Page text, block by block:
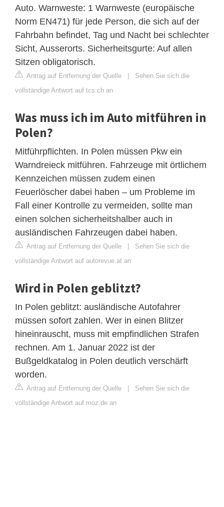
Auto. Warnweste: 1 Warnweste (europäische
Norm EN471) für jede Person, die sich auf der
Fahrbahn befindet, Tag und Nacht bei schlechter
Sicht, Ausserorts. Sicherheitsgurte: Auf allen
Sitzen obligatorisch.
Antrag auf Entfernung der Quelle | Sehen Sie sich die
vollständige Antwort auf tcs.ch an
Was muss ich im Auto mitführen in
Polen?
Mitführpflichten. In Polen müssen Pkw ein
Warndreieck mitführen. Fahrzeuge mit örtlichem
Kennzeichen müssen zudem einen
Feuerlöscher dabei haben – um Probleme im
Fall einer Kontrolle zu vermeiden, sollte man
einen solchen sicherheitshalber auch in
ausländischen Fahrzeugen dabei haben.
Antrag auf Entfernung der Quelle | Sehen Sie sich die
vollständige Antwort auf autorevue.at an
Wird in Polen geblitzt?
In Polen geblitzt: ausländische Autofahrer
müssen sofort zahlen. Wer in einen Blitzer
hineinrauscht, muss mit empfindlichen Strafen
rechnen. Am 1. Januar 2022 ist der
Bußgeldkatalog in Polen deutlich verschärft
worden.
Antrag auf Entfernung der Quelle | Sehen Sie sich die
vollständige Antwort auf moz.de an